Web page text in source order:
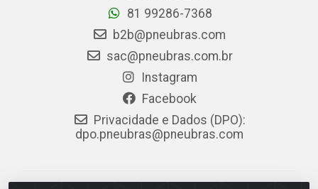
81 99286-7368
b2b@pneubras.com
sac@pneubras.com.br
Instagram
Facebook
Privacidade e Dados (DPO):
dpo.pneubras@pneubras.com